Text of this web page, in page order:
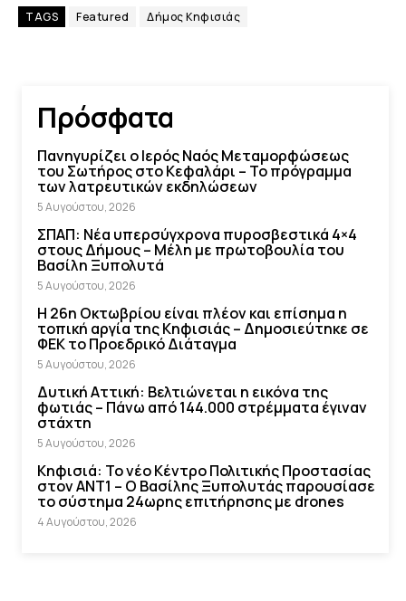
TAGS Featured Δήμος Κηφισιάς
Πρόσφατα
Πανηγυρίζει ο Ιερός Ναός Μεταμορφώσεως
του Σωτήρος στο Κεφαλάρι – Το πρόγραμμα
των λατρευτικών εκδηλώσεων
5 Αυγούστου, 2026
ΣΠΑΠ: Νέα υπερσύγχρονα πυροσβεστικά 4×4
στους Δήμους – Μέλη με πρωτοβουλία του
Βασίλη Ξυπολυτά
5 Αυγούστου, 2026
Η 26η Οκτωβρίου είναι πλέον και επίσημα η
τοπική αργία της Κηφισιάς – Δημοσιεύτηκε σε
ΦΕΚ το Προεδρικό Διάταγμα
5 Αυγούστου, 2026
Δυτική Αττική: Βελτιώνεται η εικόνα της
φωτιάς – Πάνω από 144.000 στρέμματα έγιναν
στάχτη
5 Αυγούστου, 2026
Κηφισιά: Το νέο Κέντρο Πολιτικής Προστασίας
στον ΑΝΤ1 – Ο Βασίλης Ξυπολυτάς παρουσίασε
το σύστημα 24ωρης επιτήρησης με drones
4 Αυγούστου, 2026